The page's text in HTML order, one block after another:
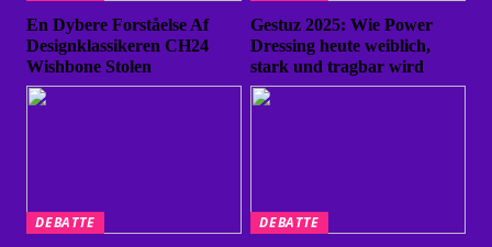
En Dybere Forståelse Af
Designklassikeren CH24
Wishbone Stolen
Gestuz 2025: Wie Power
Dressing heute weiblich,
stark und tragbar wird
DEBATTE
DEBATTE